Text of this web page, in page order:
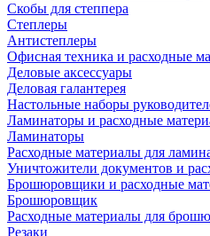
Скобы для степпера
Степлеры
Антистеплеры
Офисная техника и расходные
Деловые аксессуары
Деловая галантерея
Настольные наборы
Ламинаторы и расходные
Ламинаторы
Расходные материалы для
Уничтожители документов и
Брошюровщики и расходные
Брошюровщик
Расходные материалы для
Резаки